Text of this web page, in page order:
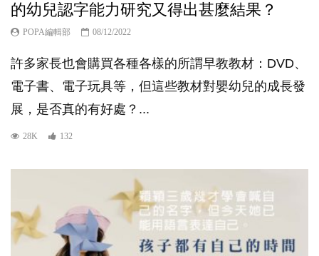
的幼兒認字能力研究又得出甚麼結果？
POPA編輯部 08/12/2022
許多家長也會購買各種各樣的所謂早教教材：DVD、
電子書、電子玩具等，但這些教材對嬰幼兒的成長發
展，是否真的有好處？...
28K 132